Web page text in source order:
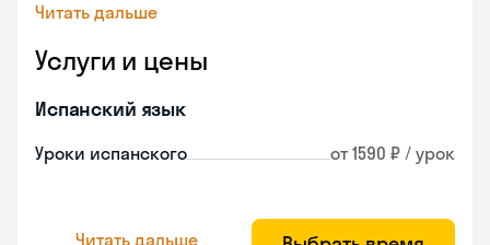
Читать дальше
Услуги и цены
Испанский язык
Уроки испанского от 1590 ₽ / урок
Читать дальше